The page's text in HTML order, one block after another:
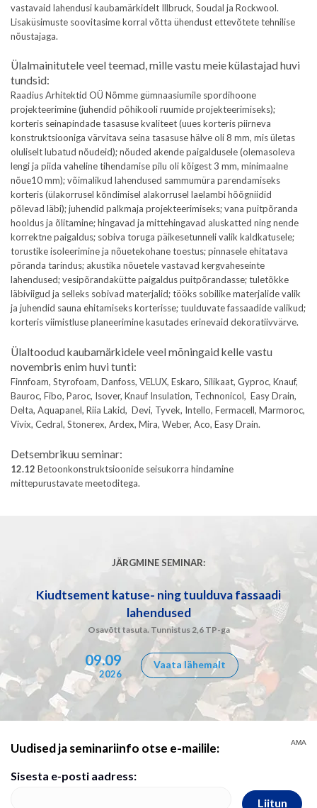
vastavaid lahendusi kaubamärkidelt Illbruck, Soudal ja Rockwool.
Lisaküsimuste soovitasime korral võtta ühendust ettevõtete tehnilise
nõustajaga.
Ülalmainitutele veel teemad, mille vastu meie külastajad huvi
tundsid:
Raadius Arhitektid OÜ Nõmme gümnaasiumile spordihoone
projekteerimine (juhendid põhikooli ruumide projekteerimiseks);
korteris seinapindade tasasuse kvaliteet (uues korteris piirneva
konstruktsiooniga värvitava seina tasasuse hälve oli 8 mm, mis ületas
oluliselt lubatud nõudeid); nõuded akende paigaldusele (olemasoleva
lengi ja piida vaheline tihendamise pilu oli kõigest 3 mm, minimaalne
nõue10 mm); võimalikud lahendused sammumüra parendamiseks
korteris (ülakorrusel kõndimisel alakorrusel laelambi hõõgniidid
põlevad läbi); juhendid palkmaja projekteerimiseks; vana puitpõranda
hooldus ja õlitamine; hingavad ja mittehingavad aluskatted ning nende
korrektne paigaldus; sobiva toruga päikesetunneli valik kaldkatusele;
torustike isoleerimine ja nõuetekohane toestus; pinnasele ehitatava
põranda tarindus; akustika nõuetele vastavad kergvaheseinte
lahendused; vesipõrandakütte paigaldus puitpõrandasse; tuletõkke
läbiviigud ja selleks sobivad materjalid; tööks sobilike materjalide valik
ja juhendid sauna ehitamiseks korterisse; tuulduvate fassaadide valikud;
korteris viimistluse planeerimine kasutades erinevaid dekoratiivvärve.
Ülaltoodud kaubamärkidele veel mõningaid kelle vastu
novembris enim huvi tunti:
Finnfoam, Styrofoam, Danfoss, VELUX, Eskaro, Silikaat, Gyproc, Knauf,
Bauroc, Fibo, Paroc, Isover, Knauf Insulation, Technonicol, Easy Drain,
Delta, Aquapanel, Riia Lakid, Devi, Tyvek, Intello, Fermacell, Marmoroc,
Vivix, Cedral, Stonerex, Ardex, Mira, Weber, Aco, Easy Drain.
Detsembrikuu seminar:
12.12 Betoonkonstruktsioonide seisukorra hindamine
mittepurustavate meetoditega.
JÄRGMINE SEMINAR:
Kiudtsement katuse- ning tuulduva fassaadi
lahendused
Osavõtt tasuta. Tunnistus 2,6 TP-ga
09.09
2026
Vaata lähemalt
Uudised ja seminariinfo otse e-mailile:
Sisesta e-posti aadress:
Liitun
AMA